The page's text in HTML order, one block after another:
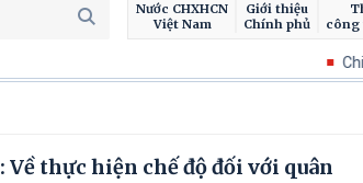
Nước CHXHCN
Việt Nam
Giới thiệu
Chính phủ
công
Chiến dịch 500
thực hiện chế độ đối với quân